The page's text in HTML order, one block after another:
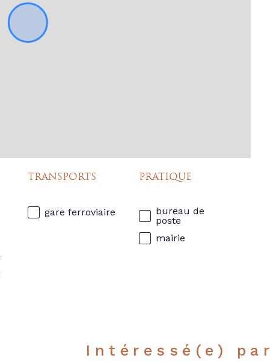
TRANSPORTS
gare ferroviaire
PRATIQUE
bureau de
poste
mairie
Intéressé(e) par